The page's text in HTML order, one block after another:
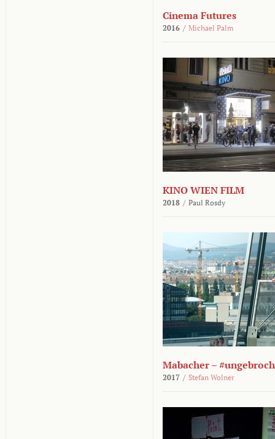
Cinema Futures
2016 / Michael Palm
KINO WIEN FILM
2018 / Paul Rosdy
Mabacher –
2017 / Stefan Wolner